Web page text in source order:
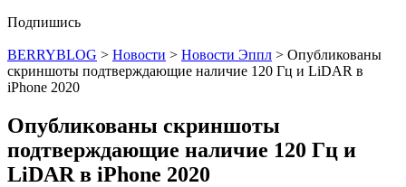
Подпишись
BERRYBLOG > Новости > Новости Эппл > Опубликованы
скриншоты подтверждающие наличие 120 Гц и LiDAR в
iPhone 2020
Опубликованы скриншоты
подтверждающие наличие 120 Гц и
LiDAR в iPhone 2020